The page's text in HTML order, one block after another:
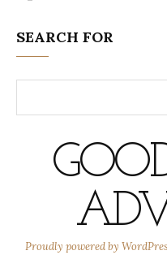
SEARCH FOR
Proudly powered by